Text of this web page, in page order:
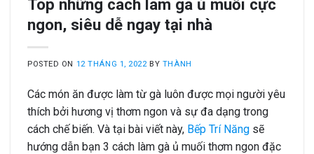
Top những cách làm gà ủ muối cực
ngon, siêu dễ ngay tại nhà
POSTED ON 12 THÁNG 1, 2022 BY THÀNH
Các món ăn được làm từ gà luôn được mọi người yêu
thích bởi hương vị thơm ngon và sự đa dạng trong
cách chế biến. Và tại bài viết này, Bếp Trí Năng sẽ
hướng dẫn bạn 3 cách làm gà ủ muối thơm ngon đặc